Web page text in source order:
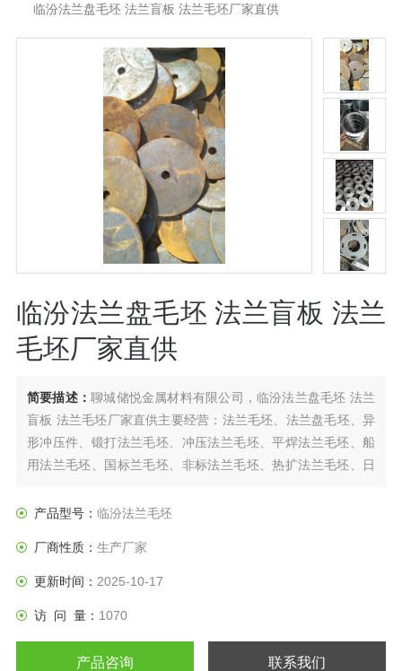
临汾法兰盘毛坯 法兰盲板 法兰毛坯厂家直供
临汾法兰盘毛坯 法兰盲板 法兰
毛坯厂家直供
简要描述：聊城储悦金属材料有限公司，临汾法兰盘毛坯 法兰
盲板 法兰毛坯厂家直供主要经营：法兰毛坯、法兰盘毛坯、异
形冲压件、锻打法兰毛坯、冲压法兰毛坯、平焊法兰毛坯、船
用法兰毛坯、国标兰毛坯、非标法兰毛坯、热扩法兰毛坯、日
产品型号： 临汾法兰毛坯
厂商性质： 生产厂家
更新时间： 2025-10-17
访 问 量： 1070
产品咨询 联系我们